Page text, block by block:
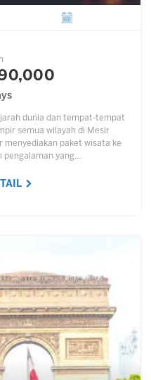
dunia dan tempat-tempat
semua wilayah di Mesir
menyediakan paket wisata ke
yang…